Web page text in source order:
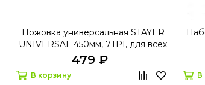
Ножовка универсальная STAYER
UNIVERSAL 450мм, 7TPI, для всех
видов материалов
479 ₽
В корзину В